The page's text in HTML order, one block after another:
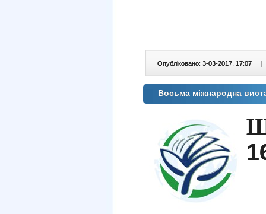
Опубліковано: 3-03-2017, 17:07 |
Восьма міжнародна